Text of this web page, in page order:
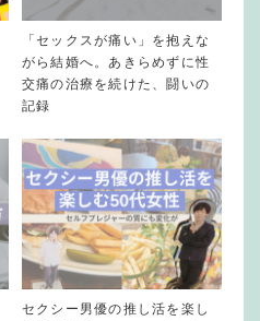
「セックスが痛い」を抱えな
がら結婚へ。あきらめずに性
交痛の治療を続けた、闘いの
記録
セクシー男優の推し活を楽し